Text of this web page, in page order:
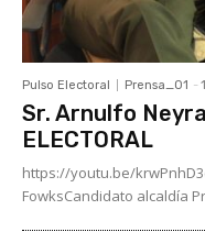
Pulso Electoral Prensa_01 -
Sr. Arnulfo
ELECTORAL
https://youtu.be/
FowksCandidato alcaldía